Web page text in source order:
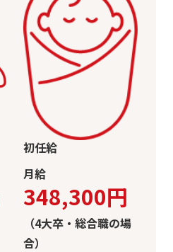
初任給
月給
348,300円
（4大卒・総合職の場
合）